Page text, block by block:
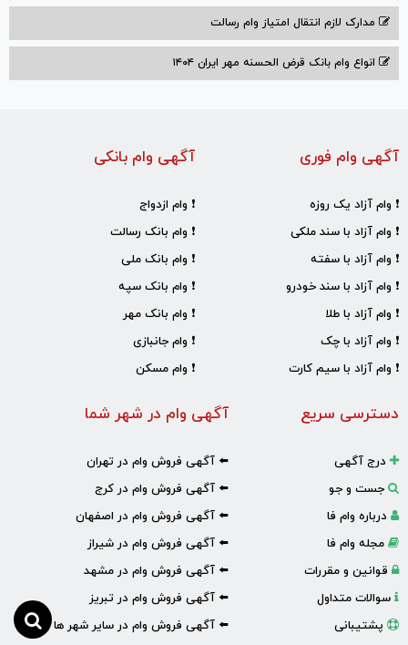
مدارک لازم انتقال امتیاز وام رسالت
انواع وام بانک قرض الحسنه مهر ایران ۱۴۰۴
آگهی وام بانکی
❗ وام ازدواج
❗ وام بانک رسالت
❗ وام بانک ملی
❗ وام بانک سپه
❗ وام بانک مهر
❗ وام جانبازی
❗ وام مسکن
آگهی وام فوری
❗ وام آزاد یک روزه
❗ وام آزاد با سند ملکی
❗ وام آزاد با سفته
❗ وام آزاد با سند خودرو
❗ وام آزاد با طلا
❗ وام آزاد با چک
❗ وام آزاد با سیم کارت
آگهی وام در شهر شما
⬅️ آگهی فروش وام در تهران
⬅️ آگهی فروش وام در کرج
⬅️ آگهی فروش وام در اصفهان
⬅️ آگهی فروش وام در شیراز
⬅️ آگهی فروش وام در مشهد
⬅️ آگهی فروش وام در تبریز
⬅️ آگهی فروش وام در سایر شهر ها
دسترسی سریع
درج آگهی
جست و جو
درباره وام فا
مجله وام فا
قوانین و مقررات
سوالات متداول
پشتیبانی